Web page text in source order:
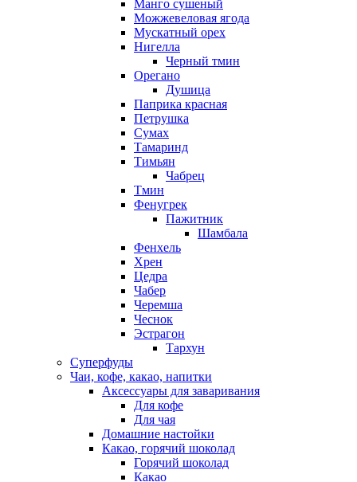
Манго сушеный
Можжевеловая ягода
Мускатный орех
Нигелла
Черный тмин
Орегано
Душица
Паприка красная
Петрушка
Сумах
Тамаринд
Тимьян
Чабрец
Тмин
Фенугрек
Пажитник
Шамбала
Фенхель
Хрен
Цедра
Чабер
Черемша
Чеснок
Эстрагон
Тархун
Суперфуды
Чаи, кофе, какао, напитки
Аксессуары для заваривания
Для кофе
Для чая
Домашние настойки
Какао, горячий шоколад
Горячий шоколад
Какао